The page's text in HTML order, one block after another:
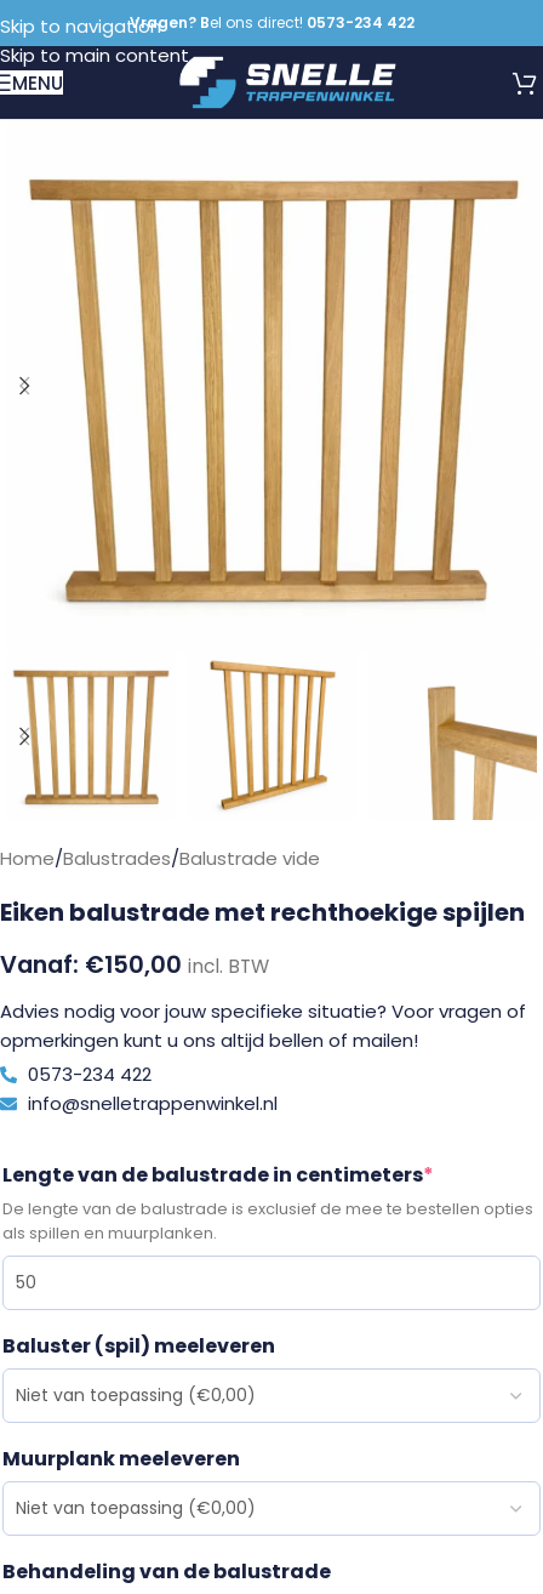
Skip to navigation
Skip to main content
Vragen? Bel ons direct! 0573-234 422
MENU
Home/Balustrades/Balustrade vide
Eiken balustrade met rechthoekige spijlen
€150,00 incl. BTW
Advies nodig voor jouw specifieke situatie? Voor vragen of
opmerkingen kunt u ons altijd bellen of mailen!
0573-234 422
info@snelletrappenwinkel.nl
Lengte van de balustrade in centimeters*
De lengte van de balustrade is exclusief de mee te bestellen opties
als spillen en muurplanken.
Baluster (spil) meeleveren
Muurplank meeleveren
Behandeling van de balustrade